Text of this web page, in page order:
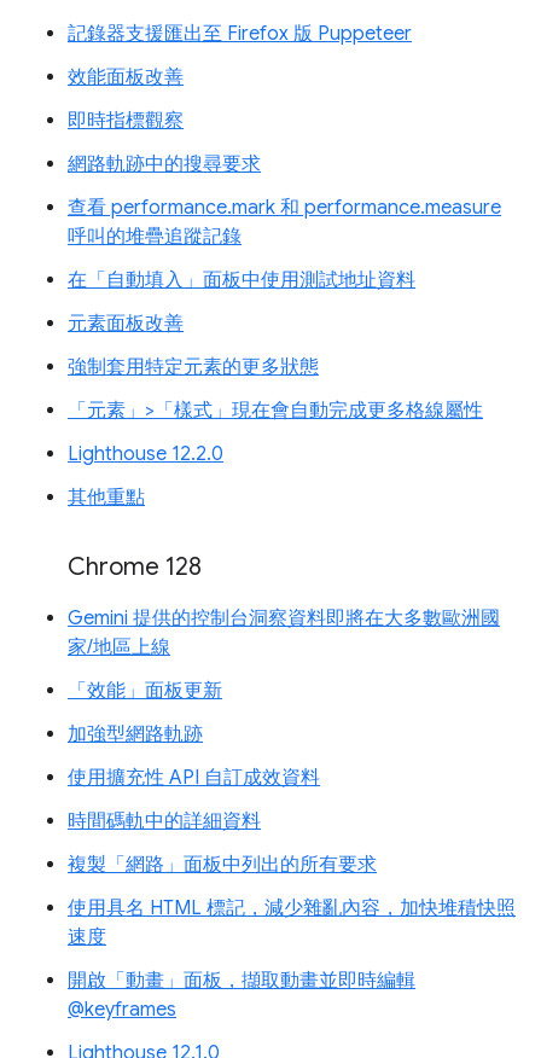
記錄器支援匯出至 Firefox 版 Puppeteer
效能面板改善
即時指標觀察
網路軌跡中的搜尋要求
查看 performance.mark 和 performance.measure
呼叫的堆疊追蹤記錄
在「自動填入」面板中使用測試地址資料
元素面板改善
強制套用特定元素的更多狀態
「元素」>「樣式」現在會自動完成更多格線屬性
Lighthouse 12.2.0
其他重點
Chrome 128
Gemini 提供的控制台洞察資料即將在大多數歐洲國
家/地區上線
「效能」面板更新
加強型網路軌跡
使用擴充性 API 自訂成效資料
時間碼軌中的詳細資料
複製「網路」面板中列出的所有要求
使用具名 HTML 標記，減少雜亂內容，加快堆積快照
速度
開啟「動畫」面板，擷取動畫並即時編輯
@keyframes